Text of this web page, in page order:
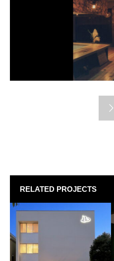
RELATED PROJECTS